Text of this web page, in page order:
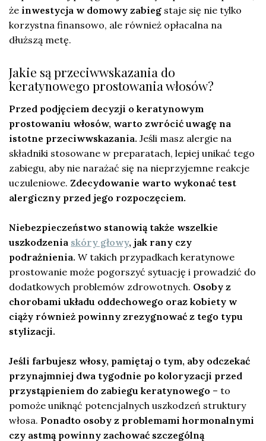
że inwestycja w domowy zabieg staje się nie tylko
korzystna finansowo, ale również opłacalna na
dłuższą metę.
Jakie są przeciwwskazania do
keratynowego prostowania włosów?
Przed podjęciem decyzji o keratynowym
prostowaniu włosów, warto zwrócić uwagę na
istotne przeciwwskazania. Jeśli masz alergie na
składniki stosowane w preparatach, lepiej unikać tego
zabiegu, aby nie narażać się na nieprzyjemne reakcje
uczuleniowe. Zdecydowanie warto wykonać test
alergiczny przed jego rozpoczęciem.
Niebezpieczeństwo stanowią także wszelkie
uszkodzenia skóry głowy, jak rany czy
podrażnienia. W takich przypadkach keratynowe
prostowanie może pogorszyć sytuację i prowadzić do
dodatkowych problemów zdrowotnych. Osoby z
chorobami układu oddechowego oraz kobiety w
ciąży również powinny zrezygnować z tego typu
stylizacji.
Jeśli farbujesz włosy, pamiętaj o tym, aby odczekać
przynajmniej dwa tygodnie po koloryzacji przed
przystąpieniem do zabiegu keratynowego – to
pomoże uniknąć potencjalnych uszkodzeń struktury
włosa. Ponadto osoby z problemami hormonalnymi
czy astmą powinny zachować szczególną